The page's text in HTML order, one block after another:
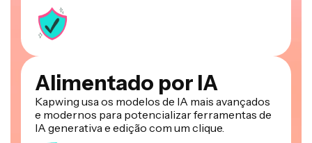
Alimentado por IA
Kapwing usa os modelos de IA mais avançados
e modernos para potencializar ferramentas de
IA generativa e edição com um clique.